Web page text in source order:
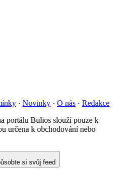
· Novinky · O nás · Redakce
portálu Bulios slouží pouze k
určena k obchodování nebo
si svůj feed